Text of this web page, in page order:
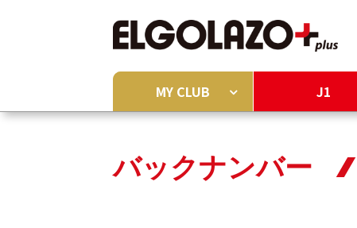
MY CLUB J1
バックナンバー